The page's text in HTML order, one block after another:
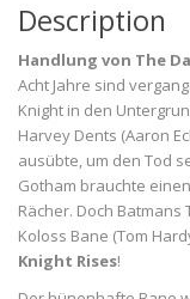
Description
Handlung von The
Acht Jahre sind
Knight in den
Harvey Dents (Aaron
ausübte, um den Tod
Gotham brauchte
Rächer. Doch
Koloss Bane (Tom
Knight Rises!